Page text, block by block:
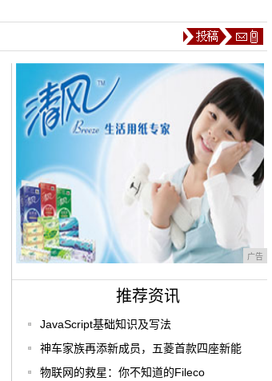
广告
推荐资讯
JavaScript基础知识及写法
神车家族再添新成员，五菱首款四座新能
物联网的救星：你不知道的Fileco